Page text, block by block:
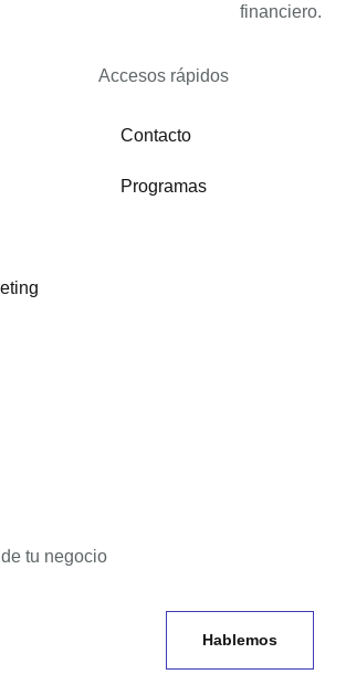
financiero.
Accesos rápidos
Contacto
Programas
tu negocio
Hablemos